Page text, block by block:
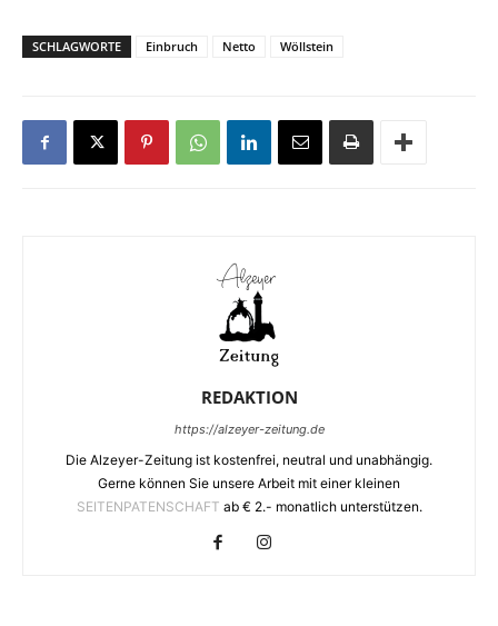
SCHLAGWORTE Einbruch Netto Wöllstein
REDAKTION
https://alzeyer-zeitung.de
Die Alzeyer-Zeitung ist kostenfrei, neutral und unabhängig.
Gerne können Sie unsere Arbeit mit einer kleinen
SEITENPATENSCHAFT ab € 2.- monatlich unterstützen.